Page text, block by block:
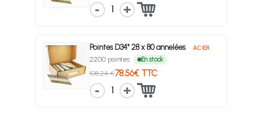
1
Pointes D34° 28 x 80 annelées ACIER
2200 pointes En stock
108.24 €78.56€ TTC
1